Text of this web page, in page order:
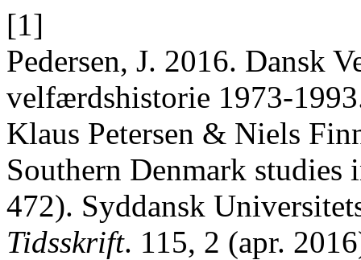
[1]
Pedersen, J. 2016. Dansk
velfærdshistorie 1973-
Klaus Petersen & Niels
Southern Denmark studies
472). Syddansk
Tidsskrift. 115, 2 (apr.